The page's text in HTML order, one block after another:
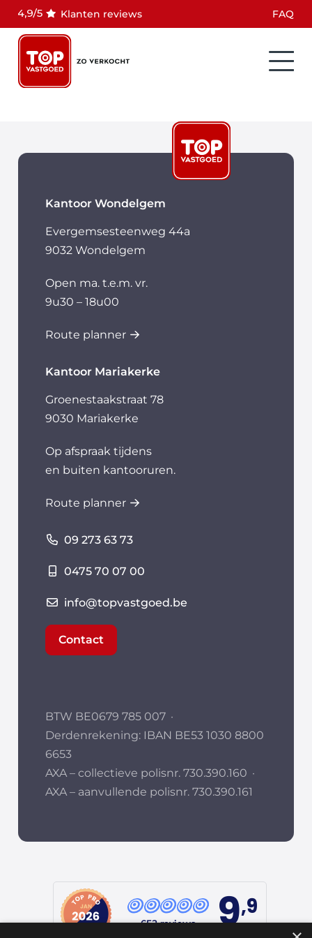
Klanten reviews FAQ
Kantoor Wondelgem
Evergemsesteenweg 44a
9032 Wondelgem
Open ma. t.e.m. vr.
9u30 – 18u00
Route planner
Kantoor Mariakerke
Groenestaakstraat 78
9030 Mariakerke
Op afspraak tijdens
en buiten kantooruren.
Route planner
09 273 63 73
0475 70 07 00
info@topvastgoed.be
Contact
BTW BE0679 785 007 ·
Derdenrekening: IBAN BE53 1030 8800
6653
AXA – collectieve polisnr. 730.390.160 ·
AXA – aanvullende polisnr. 730.390.161
652 reviews 9,9